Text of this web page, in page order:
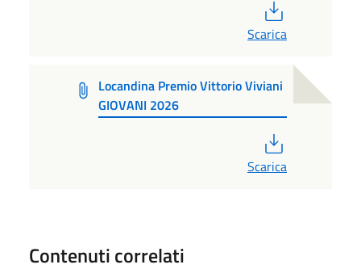
Scarica
Locandina Premio Vittorio Viviani
GIOVANI 2026
Scarica
Contenuti correlati